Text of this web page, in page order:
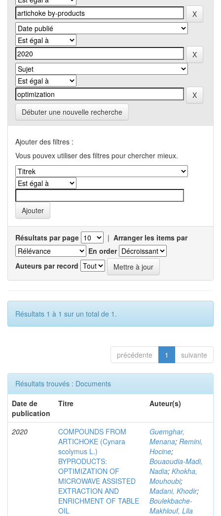
Débuter une nouvelle recherche
Ajouter des filtres :
Vous pouvex utiliser des filtres pour chercher mieux.
Résultats par page | Arranger les items par
En order
Auteurs par record
Résultats 1 à 1 sur un total de 1.
précédente 1 suivante
Résultats trouvés : Documents
Date de
publication
Titre Auteur(s)
2020
COMPOUNDS FROM
ARTICHOKE (Cynara
scolymus L.)
BYPRODUCTS:
OPTIMIZATION OF
MICROWAVE ASSISTED
EXTRACTION AND
ENRICHMENT OF TABLE
OIL
Guemghar,
Menana; Remini,
Hocine;
Bouaoudia-Madi,
Nadia; Khokha,
Mouhoubi;
Madani, Khodir;
Boulekbache-
Makhlouf, Lila